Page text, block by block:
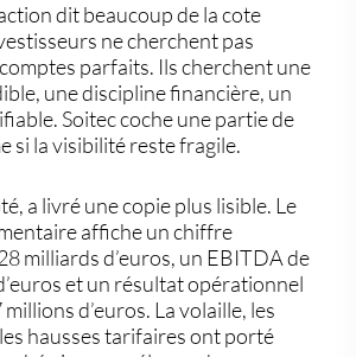
dit beaucoup de la cote
ne cherchent pas
parfaits. Ils cherchent une
une discipline financière, un
Soitec coche une partie de
si la visibilité reste fragile.
a livré une copie plus lisible. Le
affiche un chiffre
milliards d’euros, un EBITDA de
et un résultat opérationnel
d’euros. La volaille, les
hausses tarifaires ont porté